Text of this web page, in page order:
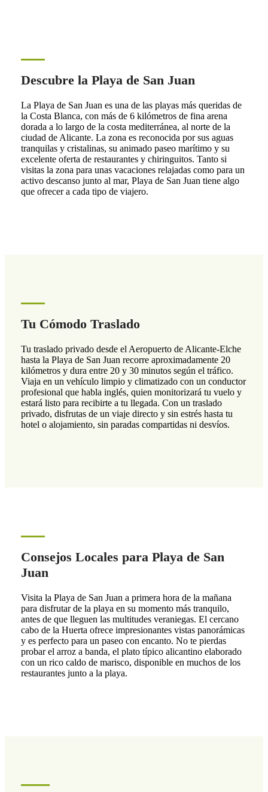
Descubre la Playa de San Juan
La Playa de San Juan es una de las playas más queridas de
la Costa Blanca, con más de 6 kilómetros de fina arena
dorada a lo largo de la costa mediterránea, al norte de la
ciudad de Alicante. La zona es reconocida por sus aguas
tranquilas y cristalinas, su animado paseo marítimo y su
excelente oferta de restaurantes y chiringuitos. Tanto si
visitas la zona para unas vacaciones relajadas como para un
activo descanso junto al mar, Playa de San Juan tiene algo
que ofrecer a cada tipo de viajero.
Tu Cómodo Traslado
Tu traslado privado desde el Aeropuerto de Alicante-Elche
hasta la Playa de San Juan recorre aproximadamente 20
kilómetros y dura entre 20 y 30 minutos según el tráfico.
Viaja en un vehículo limpio y climatizado con un conductor
profesional que habla inglés, quien monitorizará tu vuelo y
estará listo para recibirte a tu llegada. Con un traslado
privado, disfrutas de un viaje directo y sin estrés hasta tu
hotel o alojamiento, sin paradas compartidas ni desvíos.
Consejos Locales para Playa de San
Juan
Visita la Playa de San Juan a primera hora de la mañana
para disfrutar de la playa en su momento más tranquilo,
antes de que lleguen las multitudes veraniegas. El cercano
cabo de la Huerta ofrece impresionantes vistas panorámicas
y es perfecto para un paseo con encanto. No te pierdas
probar el arroz a banda, el plato típico alicantino elaborado
con un rico caldo de marisco, disponible en muchos de los
restaurantes junto a la playa.